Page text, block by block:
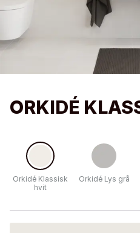
ORKIDÉ
Orkidé Klassisk
hvit
Orkidé Lys grå